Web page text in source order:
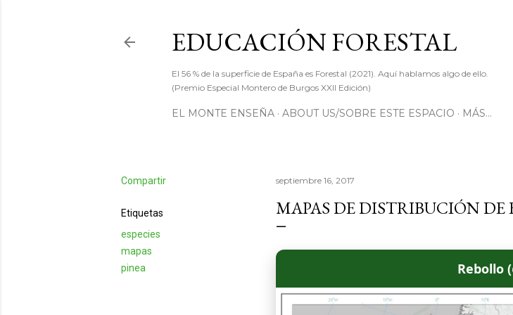
EDUCACIÓN FORESTAL
El 56 % de la superficie de España es Forestal (2021). Aquí hablamos algo de ello.
(Premio Especial Montero de Burgos XXII Edición)
EL MONTE ENSEÑA ABOUT US/SOBRE ESTE ESPACIO MÁS…
Compartir
Etiquetas
especies
mapas
pinea
septiembre 16, 2017
MAPAS DE DISTRIBUCIÓN DE
Rebollo (